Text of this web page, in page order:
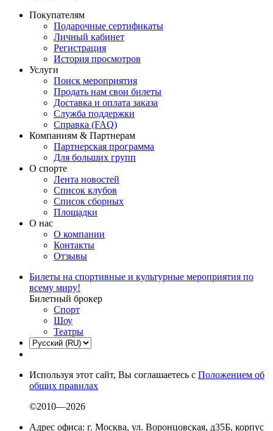
Покупателям
Подарочные сертификаты
Личный кабинет
Регистрация
История просмотров
Услуги
Поиск мероприятия
Продать нам свои билеты
Доставка и оплата заказа
Служба поддержки
Справка (FAQ)
Компаниям & Партнерам
Партнерская программа
Для больших групп
О спорте
Лента новостей
Список клубов
Список сборных
Площадки
О нас
О компании
Контакты
Отзывы
Билеты на спортивные и культурные мероприятия по
всему миру!
Билетный брокер
Спорт
Шоу
Театры
Используя этот сайт, Вы соглашаетесь с Положением об
общих правилах
©2010—2026
Адрес офиса: г. Москва, ул. Воронцовская, д35Б, корпус